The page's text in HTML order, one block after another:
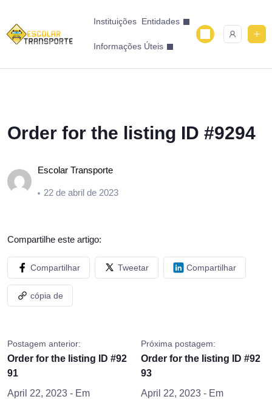
Instituições Entidades
Informações Úteis
Order for the listing ID #9294
Escolar Transporte
22 de abril de 2023
Compartilhe este artigo:
Compartilhar Tweetar Compartilhar
cópia de
Postagem anterior:
Order for the listing ID #92
91
April 22, 2023 - Em
Próxima postagem:
Order for the listing ID #92
93
April 22, 2023 - Em